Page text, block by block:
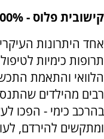
קישובית פלוס - 100% טבעי, אפס תופעות לוואי
אחד היתרונות
תרופות כימיות
הלוואי והתאמת
רבים מהילדים
בהרכב כימי - הפכו
ומתקשים להירדם,